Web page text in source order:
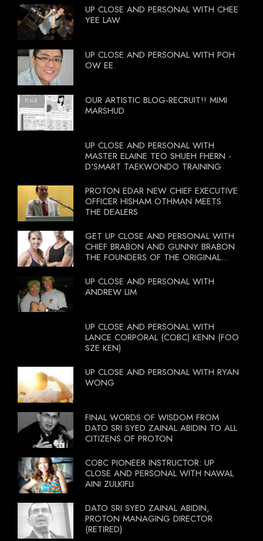
UP CLOSE AND PERSONAL WITH CHEE
YEE LAW
UP CLOSE AND PERSONAL WITH POH
OW EE.
OUR ARTISTIC BLOG-RECRUIT!! MIMI
MARSHUD
UP CLOSE AND PERSONAL WITH
MASTER ELAINE TEO SHUEH FHERN -
D'SMART TAEKWONDO TRAINING
PROTON EDAR NEW CHIEF EXECUTIVE
OFFICER HISHAM OTHMAN MEETS
THE DEALERS
GET UP CLOSE AND PERSONAL WITH
CHIEF BRABON AND GUNNY BRABON
THE FOUNDERS OF THE ORIGINAL
UP CLOSE AND PERSONAL WITH
ANDREW LIM
UP CLOSE AND PERSONAL WITH
LANCE CORPORAL (COBC) KENN (FOO
SZE KEN)
UP CLOSE AND PERSONAL WITH RYAN
WONG
FINAL WORDS OF WISDOM FROM
DATO SRI SYED ZAINAL ABIDIN TO ALL
CITIZENS OF PROTON
COBC PIONEER INSTRUCTOR: UP
CLOSE AND PERSONAL WITH NAWAL
AINI ZULKIFLI
DATO SRI SYED ZAINAL ABIDIN,
PROTON MANAGING DIRECTOR
(RETIRED)